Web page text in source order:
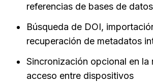
referencias de bases de
Búsqueda de DOI,
recuperación de metadatos
Sincronización opcional en la
acceso entre dispositivos